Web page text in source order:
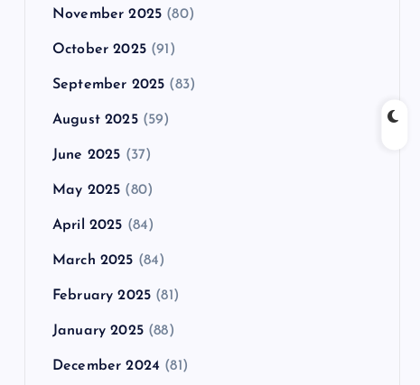
November 2025 (80)
October 2025(91)
September 2025 (83)
August 2025(59)
June 2025 (37)
May 2025 (80)
April 2025 (84)
March 2025 (84)
February 2025 (81)
January 2025(88)
December 2024 (81)